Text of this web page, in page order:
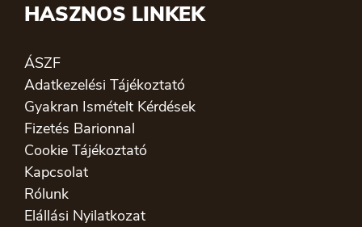
HASZNOS LINKEK
ÁSZF
Adatkezelési Tájékoztató
Gyakran Ismételt Kérdések
Fizetés Barionnal
Cookie Tájékoztató
Kapcsolat
Rólunk
Elállási Nyilatkozat